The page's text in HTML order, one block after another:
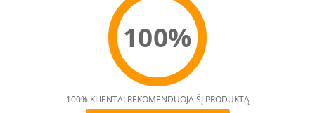
100%
100% KLIENTAI REKOMENDUOJA ŠĮ PRODUKTĄ